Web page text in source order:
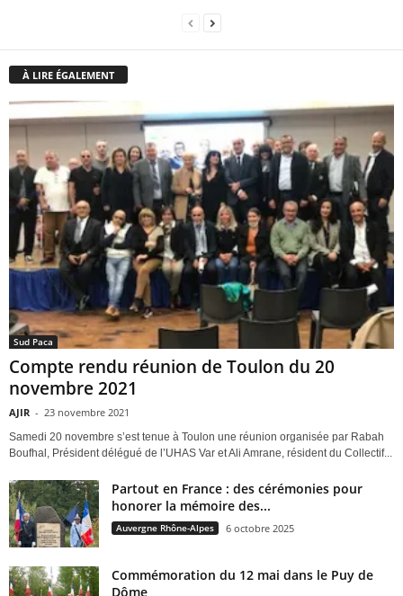
À LIRE ÉGALEMENT
Sud Paca
Compte rendu réunion de Toulon du 20
novembre 2021
AJIR - 23 novembre 2021
Samedi 20 novembre s’est tenue à Toulon une réunion organisée par Rabah
Boufhal, Président délégué de l’UHAS Var et Ali Amrane, résident du Collectif...
Partout en France : des cérémonies pour
honorer la mémoire des...
Auvergne Rhône-Alpes 6 octobre 2025
Commémoration du 12 mai dans le Puy de
Dôme